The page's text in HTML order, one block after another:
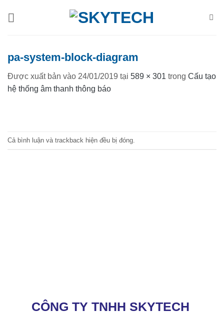
pa-system-block-diagram
Được xuất bản vào 24/01/2019 tại 589 × 301 trong Cấu tạo
hệ thống âm thanh thông báo
Cả bình luận và trackback hiện đều bị đóng.
CÔNG TY TNHH SKYTECH